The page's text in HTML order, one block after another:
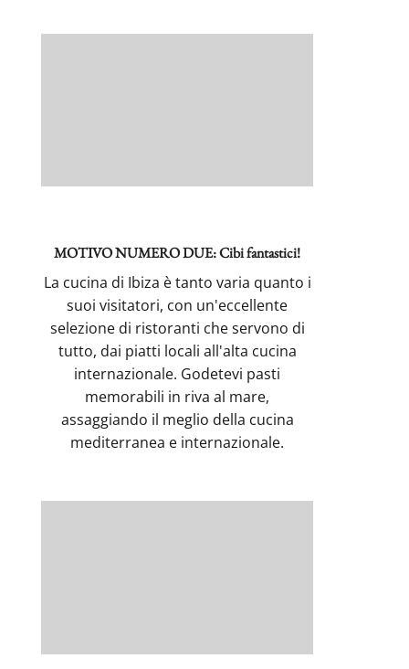
MOTIVO NUMERO DUE: Cibi fantastici!
La cucina di Ibiza è tanto varia quanto i
suoi visitatori, con un'eccellente
selezione di ristoranti che servono di
tutto, dai piatti locali all'alta cucina
internazionale. Godetevi pasti
memorabili in riva al mare,
assaggiando il meglio della cucina
mediterranea e internazionale.